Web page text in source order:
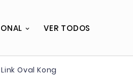
VER TODOS
Oval Kong